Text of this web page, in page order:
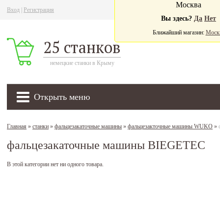
Вход Регистрация
25 станков
немецкие станки в Крыму
Открыть меню
Москва
Вы здесь? Да Нет
Ближайший магазин:
Главная » станки » фальцезакаточные машины » фальцезакточные машины WUKO »
фальцезакаточные машины BIEGETEC
В этой категории нет ни одного товара.